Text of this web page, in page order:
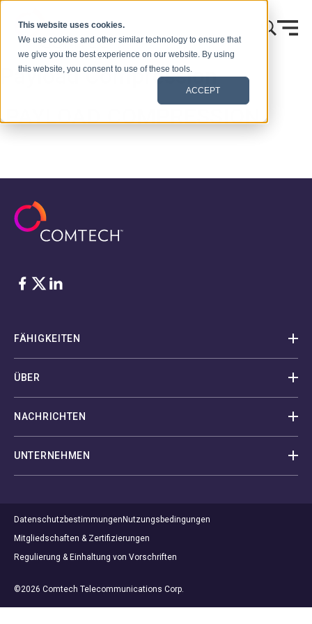
This website uses cookies.
We use cookies and other similar technology to ensure that
we give you the best experience on our website. By using
this website, you consent to use of these tools.
ACCEPT
Payload Compression
PAYLOAD COMPRESSION
Facebook
Twitter
LinkedIn
FÄHIGKEITEN
ÜBER
NACHRICHTEN
UNTERNEHMEN
DatenschutzbestimmungenNutzungsbedingungen
Mitgliedschaften & Zertifizierungen
Regulierung & Einhaltung von Vorschriften
©2026 Comtech Telecommunications Corp.